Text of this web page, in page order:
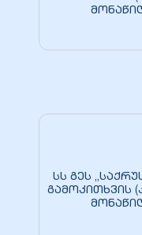
სს გეს
გამოკითხვის